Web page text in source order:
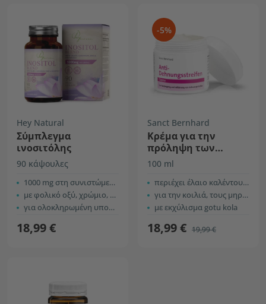
Hey Natural
Σύμπλεγμα
ινοσιτόλης
90 κάψουλες
1000 mg στη συνιστώμενη ημερήσια δόση
με φολικό οξύ, χρώμιο, ψευδάργυρο και μαγνήσιο
για ολοκληρωμένη υποστήριξη του οργανισμού
18,99 €
-5%
Sanct Bernhard
Κρέμα για την
πρόληψη των
ραγάδων
100 ml
περιέχει έλαιο καλέντουλας και jojoba
για την κοιλιά, τους μηρούς, τους γλουτούς και το στήθος
με εκχύλισμα gotu kola
18,99 € 19,99 €